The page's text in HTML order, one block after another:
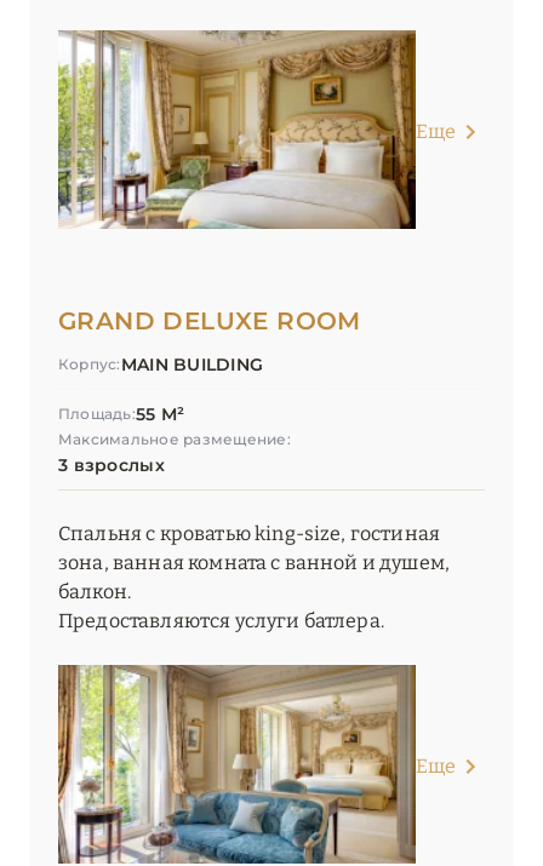
Еще
GRAND DELUXE ROOM
Корпус: MAIN BUILDING
Площадь:55 М²
Максимальное размещение:
3 взрослых
Спальня с кроватью king-size, гостиная
зона, ванная комната с ванной и душем,
балкон.
Предоставляются услуги батлера.
Еще